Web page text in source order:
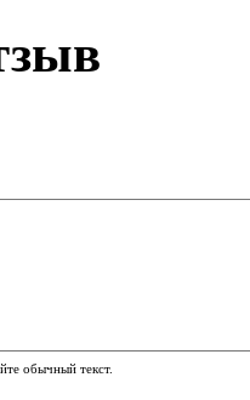
обычный текст.